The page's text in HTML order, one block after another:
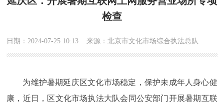
检查
日期：2024-07-25 10:13 来源：北京市文化市场综合执法总队
为维护暑期延庆区文化市场稳定，保护未成年人身心健
康，近日，区文化市场执法大队会同公安部门开展暑期互联